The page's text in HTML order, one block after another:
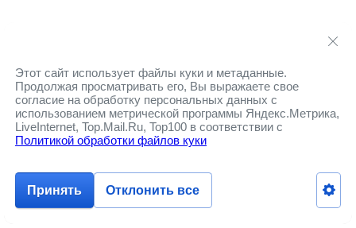
Этот сайт использует файлы куки и метаданные.
Продолжая просматривать его, Вы выражаете свое
согласие на обработку персональных данных с
использованием метрической программы Яндекс.Метрика,
LiveInternet, Top.Mail.Ru, Top100 в соответствии с
Политикой обработки файлов куки
Принять Отклонить все